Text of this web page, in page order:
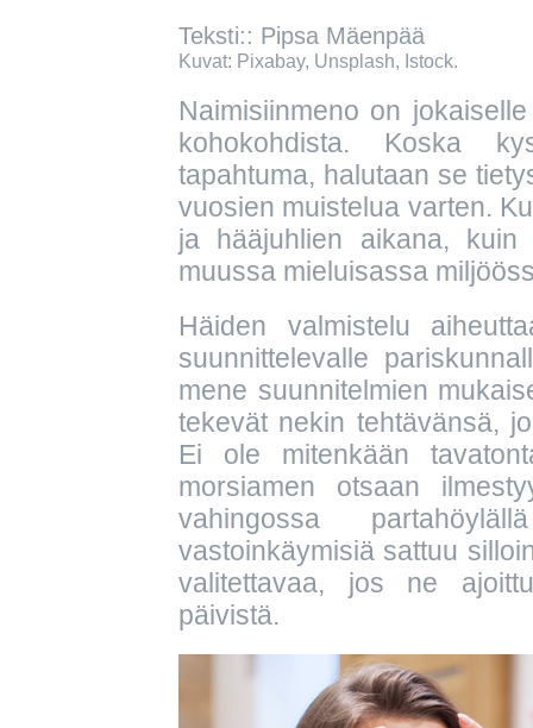
Teksti:: Pipsa Mäenpää
Kuvat: Pixabay, Unsplash, Istock.
Naimisiinmeno on
kohokohdista. Koska
tapahtuma, halutaan se
vuosien muistelua varten.
ja hääjuhlien aikana,
muussa mieluisassa
Häiden valmistelu
suunnittelevalle
mene suunnitelmien
tekevät nekin tehtävänsä,
Ei ole mitenkään
morsiamen otsaan
vahingossa
vastoinkäymisiä sattuu
valitettavaa, jos ne
päivistä.